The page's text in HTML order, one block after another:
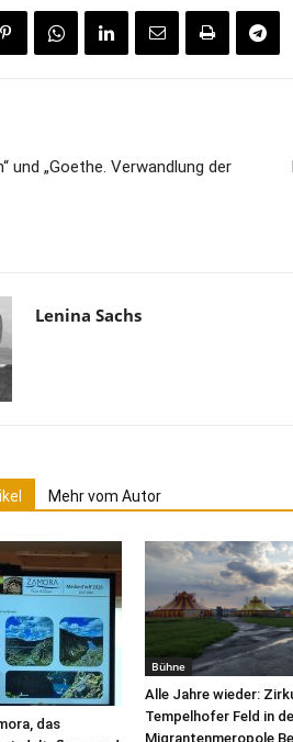
und „Goethe. Verwandlung der
Lenina Sachs
Mehr vom Autor
das
Bühne
Alle Jahre wieder:
Tempelhofer Feld in
Migrantenmeropole